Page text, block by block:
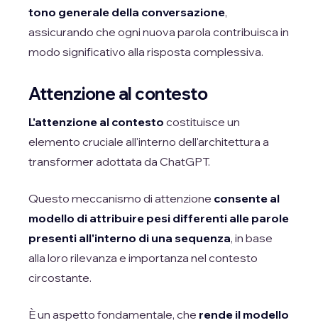
tono generale della conversazione,
assicurando che ogni nuova parola contribuisca in
modo significativo alla risposta complessiva.
Attenzione al contesto
L'attenzione al contesto costituisce un
elemento cruciale all'interno dell'architettura a
transformer adottata da ChatGPT.
Questo meccanismo di attenzione consente al
modello di attribuire pesi differenti alle parole
presenti all'interno di una sequenza, in base
alla loro rilevanza e importanza nel contesto
circostante.
È un aspetto fondamentale, che rende il modello